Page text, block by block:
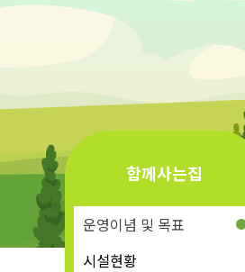
함께사는집
운영이념 및 목표
시설현황